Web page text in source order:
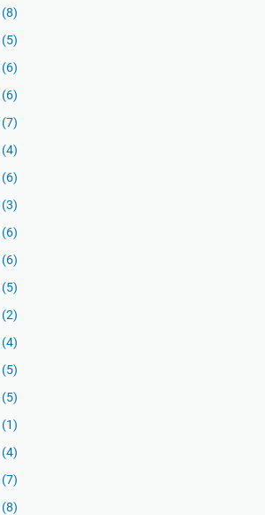
i
M
e
m
b
e
i
(8)
(5)
(6)
(6)
(7)
(4)
(6)
(3)
(6)
(6)
(5)
(2)
(4)
(5)
(5)
(1)
(4)
(7)
(8)